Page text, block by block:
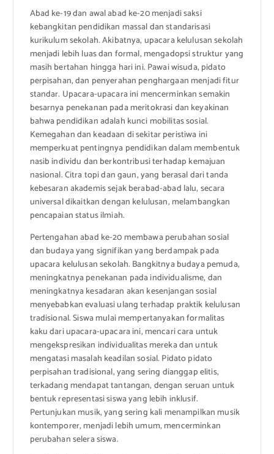
Abad ke-19 dan awal abad ke-20 menjadi saksi
kebangkitan pendidikan massal dan standarisasi
kurikulum sekolah. Akibatnya, upacara kelulusan sekolah
menjadi lebih luas dan formal, mengadopsi struktur yang
masih bertahan hingga hari ini. Pawai wisuda, pidato
perpisahan, dan penyerahan penghargaan menjadi fitur
standar. Upacara-upacara ini mencerminkan semakin
besarnya penekanan pada meritokrasi dan keyakinan
bahwa pendidikan adalah kunci mobilitas sosial.
Kemegahan dan keadaan di sekitar peristiwa ini
memperkuat pentingnya pendidikan dalam membentuk
nasib individu dan berkontribusi terhadap kemajuan
nasional. Citra topi dan gaun, yang berasal dari tanda
kebesaran akademis sejak berabad-abad lalu, secara
universal dikaitkan dengan kelulusan, melambangkan
pencapaian status ilmiah.
Pertengahan abad ke-20 membawa perubahan sosial
dan budaya yang signifikan yang berdampak pada
upacara kelulusan sekolah. Bangkitnya budaya pemuda,
meningkatnya penekanan pada individualisme, dan
meningkatnya kesadaran akan kesenjangan sosial
menyebabkan evaluasi ulang terhadap praktik kelulusan
tradisional. Siswa mulai mempertanyakan formalitas
kaku dari upacara-upacara ini, mencari cara untuk
mengekspresikan individualitas mereka dan untuk
mengatasi masalah keadilan sosial. Pidato pidato
perpisahan tradisional, yang sering dianggap elitis,
terkadang mendapat tantangan, dengan seruan untuk
bentuk representasi siswa yang lebih inklusif.
Pertunjukan musik, yang sering kali menampilkan musik
kontemporer, menjadi lebih umum, mencerminkan
perubahan selera siswa.